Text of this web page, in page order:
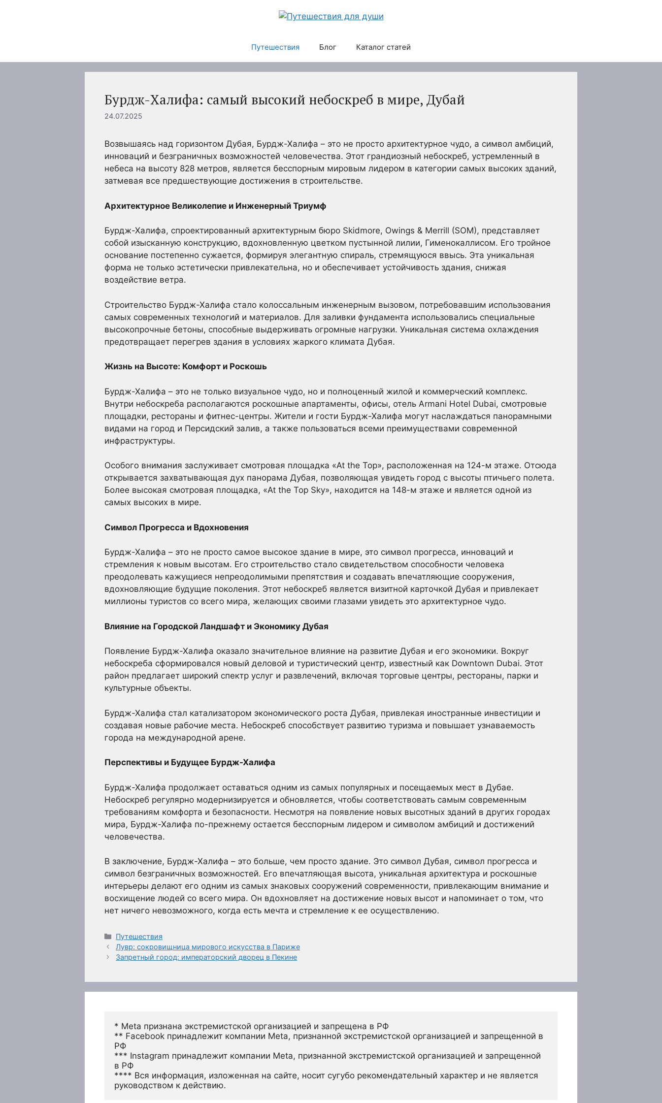
Путешествия Блог Каталог статей
Бурдж-Халифа: самый высокий небоскреб в мире, Дубай
24.07.2025
Возвышаясь над горизонтом Дубая, Бурдж-Халифа – это не просто архитектурное чудо, а символ амбиций,
инноваций и безграничных возможностей человечества. Этот грандиозный небоскреб, устремленный в
небеса на высоту 828 метров, является бесспорным мировым лидером в категории самых высоких зданий,
затмевая все предшествующие достижения в строительстве.
Архитектурное Великолепие и Инженерный Триумф
Бурдж-Халифа, спроектированный архитектурным бюро Skidmore, Owings & Merrill (SOM), представляет
собой изысканную конструкцию, вдохновленную цветком пустынной лилии, Гименокаллисом. Его тройное
основание постепенно сужается, формируя элегантную спираль, стремящуюся ввысь. Эта уникальная
форма не только эстетически привлекательна, но и обеспечивает устойчивость здания, снижая
воздействие ветра.
Строительство Бурдж-Халифа стало колоссальным инженерным вызовом, потребовавшим использования
самых современных технологий и материалов. Для заливки фундамента использовались специальные
высокопрочные бетоны, способные выдерживать огромные нагрузки. Уникальная система охлаждения
предотвращает перегрев здания в условиях жаркого климата Дубая.
Жизнь на Высоте: Комфорт и Роскошь
Бурдж-Халифа – это не только визуальное чудо, но и полноценный жилой и коммерческий комплекс.
Внутри небоскреба располагаются роскошные апартаменты, офисы, отель Armani Hotel Dubai, смотровые
площадки, рестораны и фитнес-центры. Жители и гости Бурдж-Халифа могут наслаждаться панорамными
видами на город и Персидский залив, а также пользоваться всеми преимуществами современной
инфраструктуры.
Особого внимания заслуживает смотровая площадка «At the Top», расположенная на 124-м этаже. Отсюда
открывается захватывающая дух панорама Дубая, позволяющая увидеть город с высоты птичьего полета.
Более высокая смотровая площадка, «At the Top Sky», находится на 148-м этаже и является одной из
самых высоких в мире.
Символ Прогресса и Вдохновения
Бурдж-Халифа – это не просто самое высокое здание в мире, это символ прогресса, инноваций и
стремления к новым высотам. Его строительство стало свидетельством способности человека
преодолевать кажущиеся непреодолимыми препятствия и создавать впечатляющие сооружения,
вдохновляющие будущие поколения. Этот небоскреб является визитной карточкой Дубая и привлекает
миллионы туристов со всего мира, желающих своими глазами увидеть это архитектурное чудо.
Влияние на Городской Ландшафт и Экономику Дубая
Появление Бурдж-Халифа оказало значительное влияние на развитие Дубая и его экономики. Вокруг
небоскреба сформировался новый деловой и туристический центр, известный как Downtown Dubai. Этот
район предлагает широкий спектр услуг и развлечений, включая торговые центры, рестораны, парки и
культурные объекты.
Бурдж-Халифа стал катализатором экономического роста Дубая, привлекая иностранные инвестиции и
создавая новые рабочие места. Небоскреб способствует развитию туризма и повышает узнаваемость
города на международной арене.
Перспективы и Будущее Бурдж-Халифа
Бурдж-Халифа продолжает оставаться одним из самых популярных и посещаемых мест в Дубае.
Небоскреб регулярно модернизируется и обновляется, чтобы соответствовать самым современным
требованиям комфорта и безопасности. Несмотря на появление новых высотных зданий в других городах
мира, Бурдж-Халифа по-прежнему остается бесспорным лидером и символом амбиций и достижений
человечества.
В заключение, Бурдж-Халифа – это больше, чем просто здание. Это символ Дубая, символ прогресса и
символ безграничных возможностей. Его впечатляющая высота, уникальная архитектура и роскошные
интерьеры делают его одним из самых знаковых сооружений современности, привлекающим внимание и
восхищение людей со всего мира. Он вдохновляет на достижение новых высот и напоминает о том, что
нет ничего невозможного, когда есть мечта и стремление к ее осуществлению.
Рубрики
Путешествия
Лувр: сокровищница мирового искусства в Париже
Запретный город: императорский дворец в Пекине
* Meta признана экстремистской организацией и запрещена в РФ
** Facebook принадлежит компании Meta, признанной экстремистской организацией и запрещенной в
РФ
*** Instagram принадлежит компании Meta, признанной экстремистской организацией и запрещенной
в РФ
**** Вся информация, изложенная на сайте, носит сугубо рекомендательный характер и не является
руководством к действию.